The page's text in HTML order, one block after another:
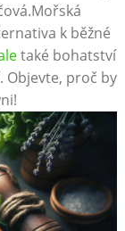
k běžné
také bohatství
Objevte, proč by